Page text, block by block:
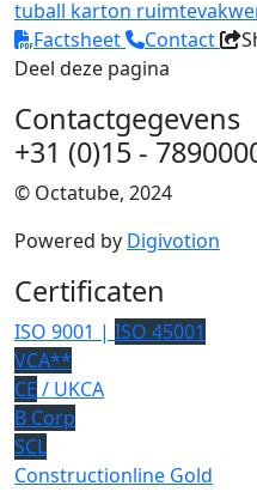
tuball karton
Factsheet
Contact
Deel deze pagina
Contactgegevens
+31 (0)15 -
© Octatube, 2024
Powered by Digivotion
Certificaten
ISO 9001 | ISO 45001
VCA**
CE / UKCA
B Corp
SCL
Constructionline Gold